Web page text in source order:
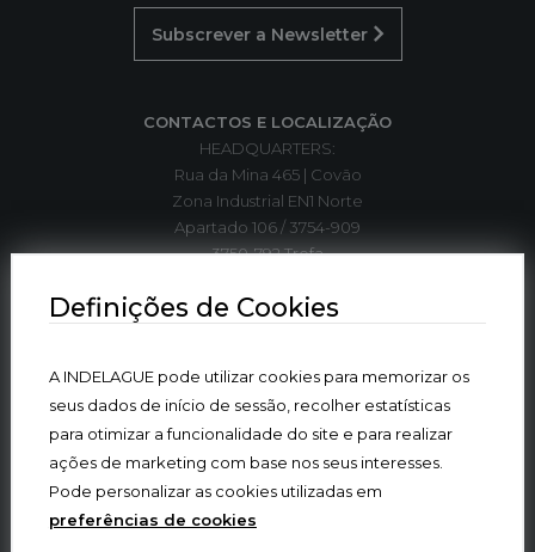
Subscrever a Newsletter
CONTACTOS E LOCALIZAÇÃO
HEADQUARTERS:
Rua da Mina 465 | Covão
Zona Industrial EN1 Norte
Apartado 106 / 3754-909
3750-792 Trofa
indelague@indelaguegroup.com
* chamada para rede fixa nacional
Definições de Cookies
A INDELAGUE pode utilizar cookies para memorizar os
seus dados de início de sessão, recolher estatísticas
para otimizar a funcionalidade do site e para realizar
ações de marketing com base nos seus interesses.
Pode personalizar as cookies utilizadas em
preferências de cookies